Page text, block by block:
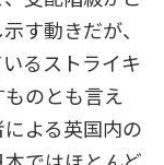
す動きだが、
るストライキ
のとも言え
よる英国内の